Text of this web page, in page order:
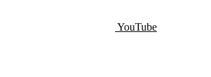
YouTube